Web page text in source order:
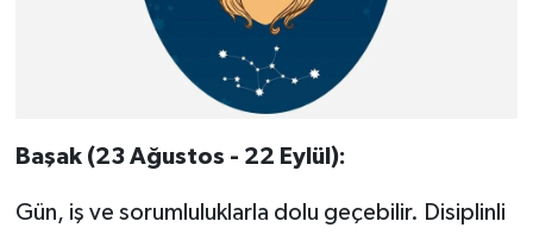
Başak (23 Ağustos - 22 Eylül):
Gün, iş ve sorumluluklarla dolu geçebilir. Disiplinli